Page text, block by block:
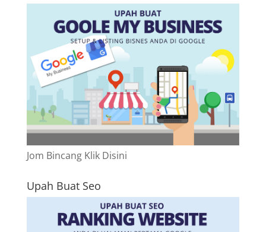
Jom Bincang Klik Disini
Upah Buat Seo